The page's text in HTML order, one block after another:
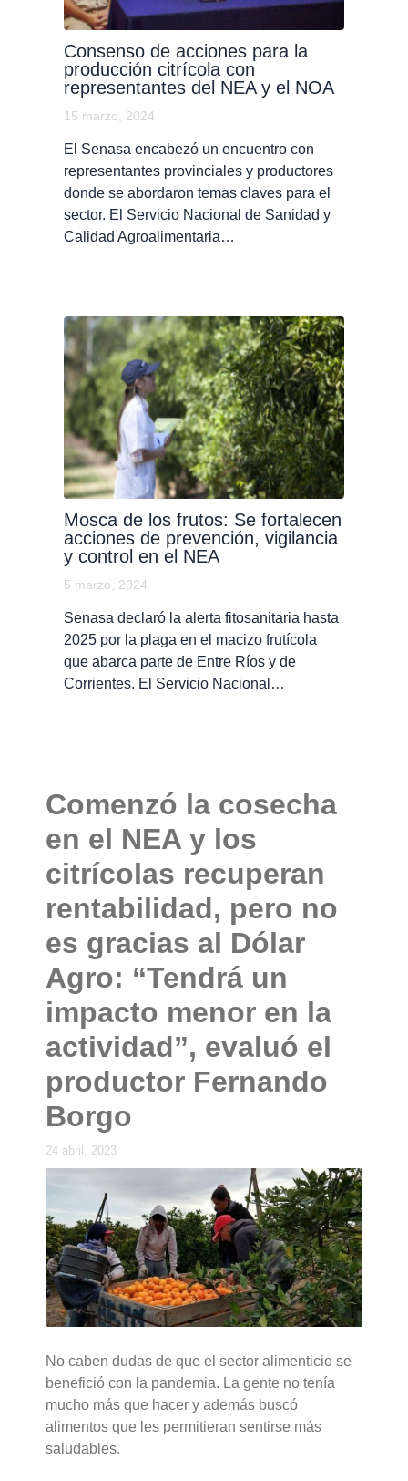
Consenso de acciones para la
producción citrícola con
representantes del NEA y el NOA
15 marzo, 2024
El Senasa encabezó un encuentro con
representantes provinciales y productores
donde se abordaron temas claves para el
sector. El Servicio Nacional de Sanidad y
Calidad Agroalimentaria…
Mosca de los frutos: Se fortalecen
acciones de prevención, vigilancia
y control en el NEA
5 marzo, 2024
Senasa declaró la alerta fitosanitaria hasta
2025 por la plaga en el macizo frutícola
que abarca parte de Entre Ríos y de
Corrientes. El Servicio Nacional…
Comenzó la cosecha
en el NEA y los
citrícolas recuperan
rentabilidad, pero no
es gracias al Dólar
Agro: “Tendrá un
impacto menor en la
actividad”, evaluó el
productor Fernando
Borgo
24 abril, 2023
No caben dudas de que el sector alimenticio se
benefició con la pandemia. La gente no tenía
mucho más que hacer y además buscó
alimentos que les permitieran sentirse más
saludables.